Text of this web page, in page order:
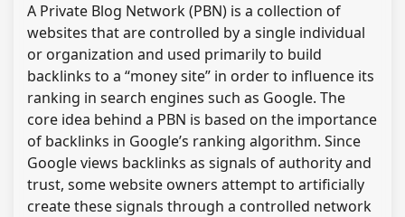
A Private Blog Network (PBN) is a collection of
websites that are controlled by a single individual
or organization and used primarily to build
backlinks to a “money site” in order to influence its
ranking in search engines such as Google. The
core idea behind a PBN is based on the importance
of backlinks in Google’s ranking algorithm. Since
Google views backlinks as signals of authority and
trust, some website owners attempt to artificially
create these signals through a controlled network